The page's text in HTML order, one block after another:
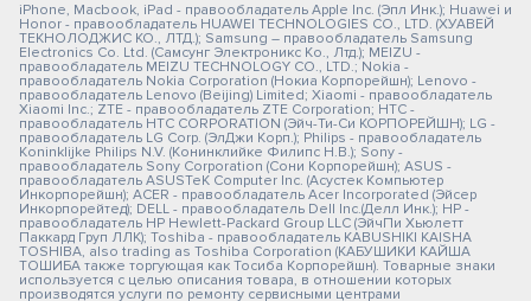
iPhone, Macbook, iPad - правообладатель Apple Inc. (Эпл Инк.); Huawei и
Honor - правообладатель HUAWEI TECHNOLOGIES CO., LTD. (ХУАВЕЙ
ТЕКНОЛОДЖИС КО., ЛТД.); Samsung – правообладатель Samsung
Electronics Co. Ltd. (Самсунг Электроникс Ко., Лтд.); MEIZU -
правообладатель MEIZU TECHNOLOGY CO., LTD.; Nokia -
правообладатель Nokia Corporation (Нокиа Корпорейшн); Lenovo -
правообладатель Lenovo (Beijing) Limited; Xiaomi - правообладатель
Xiaomi Inc.; ZTE - правообладатель ZTE Corporation; HTC -
правообладатель HTC CORPORATION (Эйч-Ти-Си КОРПОРЕЙШН); LG -
правообладатель LG Corp. (ЭлДжи Корп.); Philips - правообладатель
Koninklijke Philips N.V. (Конинклийке Филипс Н.В.); Sony -
правообладатель Sony Corporation (Сони Корпорейшн); ASUS -
правообладатель ASUSTeK Computer Inc. (Асустек Компьютер
Инкорпорейшн); ACER - правообладатель Acer Incorporated (Эйсер
Инкорпорейтед); DELL - правообладатель Dell Inc.(Делл Инк.); HP -
правообладатель HP Hewlett-Packard Group LLC (ЭйчПи Хьюлетт
Паккард Груп ЛЛК); Toshiba - правообладатель KABUSHIKI KAISHA
TOSHIBA, also trading as Toshiba Corporation (КАБУШИКИ КАЙША
ТОШИБА также торгующая как Тосиба Корпорейшн). Товарные знаки
используется с целью описания товара, в отношении которых
производятся услуги по ремонту сервисными центрами